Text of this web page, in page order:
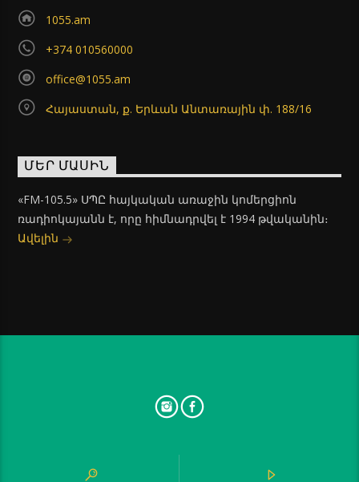
1055.am
+374 010560000
office@1055.am
Հայաստան, ք. Երևան Անտառային փ. 188/16
ՄԵՐ ՄԱՍԻՆ
«FM-105.5» ՍՊԸ հայկական առաջին կոմերցիոն
ռադիոկայանն է, որը հիմնադրվել է 1994 թվականին։
Ավելին